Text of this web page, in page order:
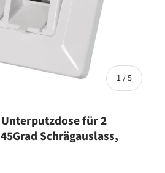
1/von
5
für 2
Schrägauslass,